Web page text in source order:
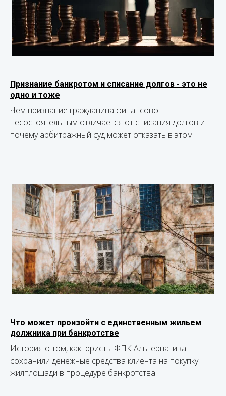
Признание банкротом и списание долгов - это не
одно и тоже
Чем признание гражданина финансово
несостоятельным отличается от списания долгов и
почему арбитражный суд может отказать в этом
Что может произойти с единственным жильем
должника при банкротстве
История о том, как юристы ФПК Альтернатива
сохранили денежные средства клиента на покупку
жилплощади в процедуре банкротства